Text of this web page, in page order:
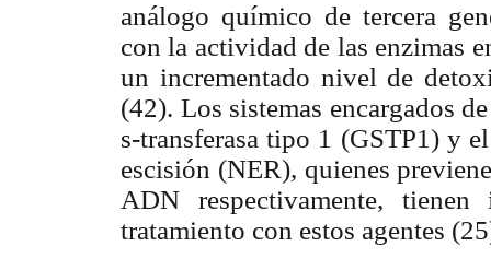
análogo químico de tercera
con la actividad de las enzimas
un incrementado nivel de
(42). Los sistemas encargados
s-transferasa tipo 1 (GSTP1) y
escisión (NER), quienes
ADN respectivamente,
tratamiento con estos agentes